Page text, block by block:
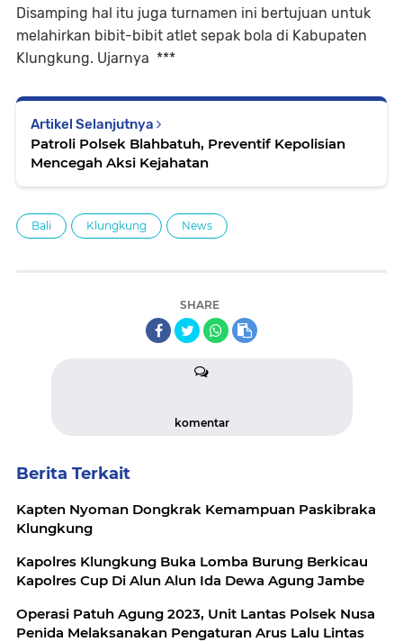
Disamping hal itu juga turnamen ini bertujuan untuk
melahirkan bibit-bibit atlet sepak bola di Kabupaten
Klungkung. Ujarnya ***
Artikel Selanjutnya
Patroli Polsek Blahbatuh, Preventif Kepolisian
Mencegah Aksi Kejahatan
Bali Klungkung News
SHARE
komentar
Berita Terkait
Kapten Nyoman Dongkrak Kemampuan Paskibraka
Klungkung
Kapolres Klungkung Buka Lomba Burung Berkicau
Kapolres Cup Di Alun Alun Ida Dewa Agung Jambe
Operasi Patuh Agung 2023, Unit Lantas Polsek Nusa
Penida Melaksanakan Pengaturan Arus Lalu Lintas